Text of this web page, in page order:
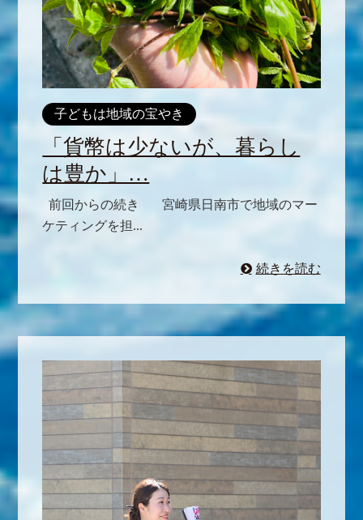
子どもは地域の宝やき
「貨幣は少ないが、暮らし
は豊か」…
前回からの続き 宮崎県日南市で地域のマー
ケティングを担...
続きを読む